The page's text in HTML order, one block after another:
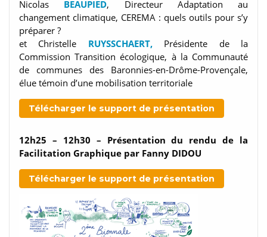
Nicolas BEAUPIED, Directeur Adaptation au
changement climatique, CEREMA : quels outils pour s’y
préparer ?
et Christelle RUYSSCHAERT, Présidente de la
Commission Transition écologique, à la Communauté
de communes des Baronnies-en-Drôme-Provençale,
élue témoin d’une mobilisation territoriale
Télécharger le support de présentation
12h25 – 12h30 – Présentation du rendu de la
Facilitation Graphique par Fanny DIDOU
Télécharger le support de présentation